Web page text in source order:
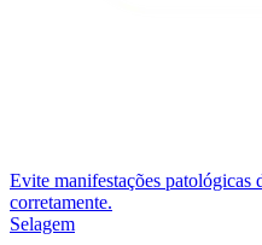
Evite manifestações patológicas
corretamente.
Selagem